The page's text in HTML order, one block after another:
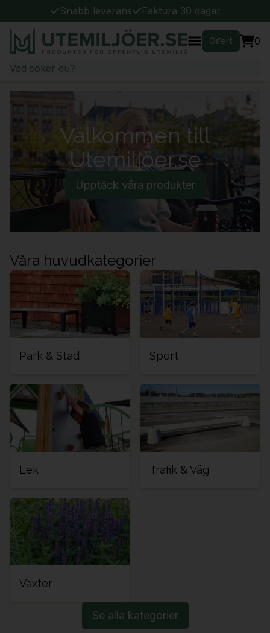
Snabb leverans Faktura 30 dagar
Offert 0
Välkommen till
Utemiljöer.se
Upptäck våra produkter
Våra huvudkategorier
Park & Stad Sport
Lek Trafik & Väg
Växter
Se alla kategorier